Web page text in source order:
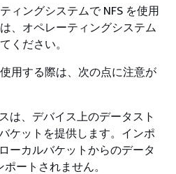
ィングシステムで NFS を使用
、オペレーティングシステム
ください。
用する際は、次の点に注意が
は、デバイス上のデータスト
ケットを提供します。インポ
ーカルバケットからのデータ
ートされません。